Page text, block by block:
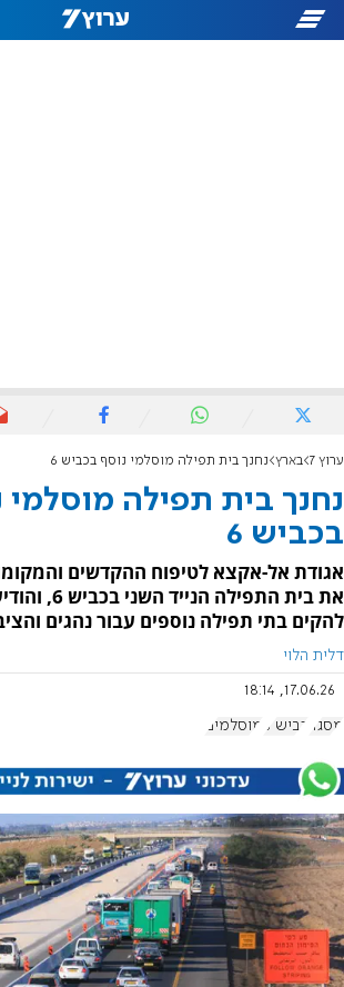
ערוץ 7 בארץ נחנך בית תפילה מוסלמי נוסף בכביש 6
נחנך בית תפילה מוסלמי
בכביש 6
אגודת אל-אקצא לטיפוח ההקדשים
את בית התפילה
להקים בתי תפילה נוספים עבור נהגים
דלית הלוי
17.06.26, 18:14
מסגד כביש 6 מוסלמים